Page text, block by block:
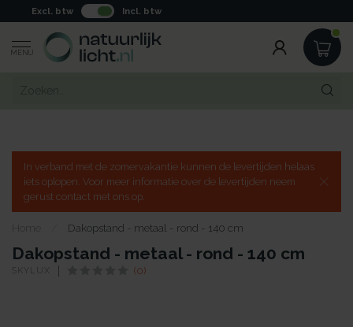
Excl. btw Incl. btw
MENU
In verband met de zomervakantie kunnen de levertijden helaas
iets oplopen. Voor meer informatie over de levertijden neem
gerust contact met ons op.
Home Dakopstand - metaal - rond - 140 cm
Dakopstand - metaal - rond - 140 cm
SKYLUX (0)